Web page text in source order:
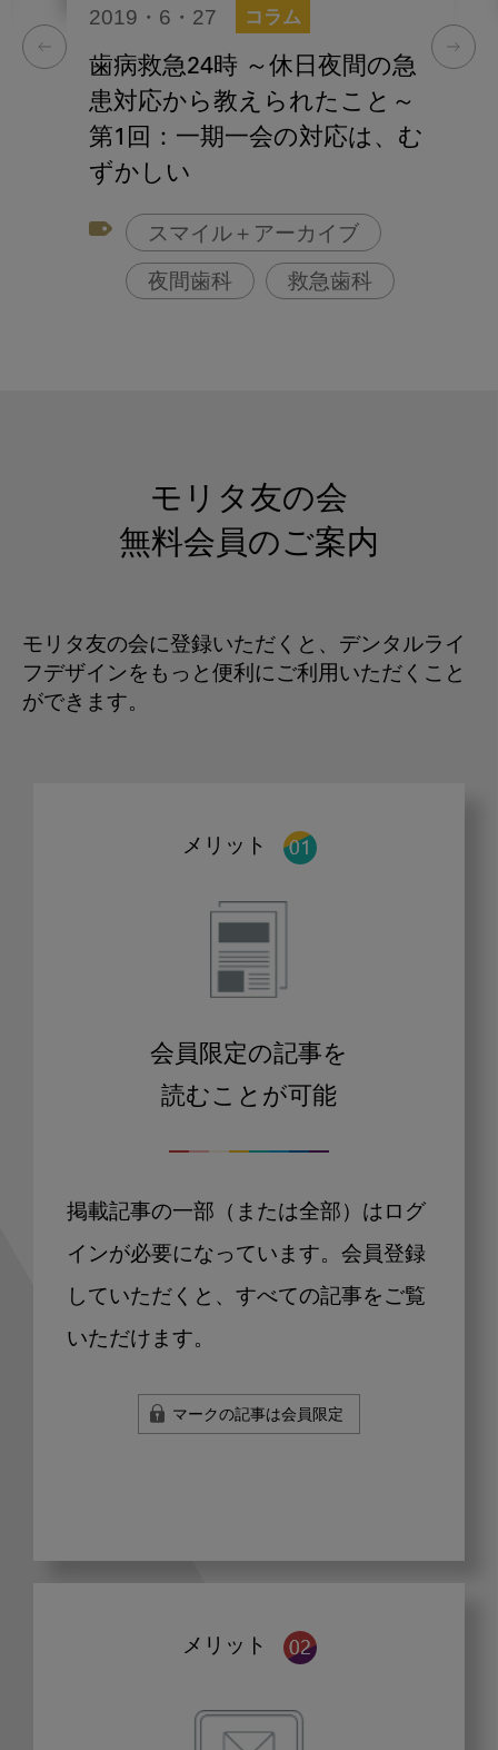
2019・6・27 コラム
歯病救急24時 ～休日夜間の急
患対応から教えられたこと～
第1回：一期一会の対応は、む
ずかしい
スマイル＋アーカイブ
夜間歯科 救急歯科
モリタ友の会
無料会員のご案内
モリタ友の会に登録いただくと、デンタルライ
フデザインをもっと便利にご利用いただくこと
ができます。
メリット
会員限定の記事を
読むことが可能
掲載記事の一部（または全部）はログ
インが必要になっています。会員登録
していただくと、すべての記事をご覧
いただけます。
マークの記事は会員限定
メリット